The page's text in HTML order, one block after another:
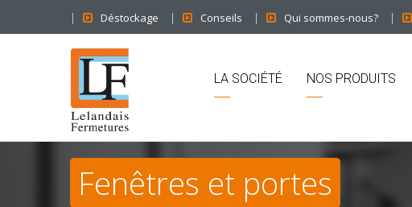
Déstockage Conseils Qui sommes-nous?
LA SOCIÉTÉ NOS PRODUITS
Fenêtres et portes